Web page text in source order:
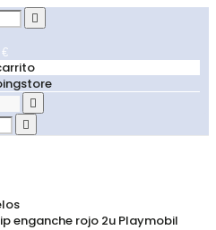



enganche rojo 2u Playmobil